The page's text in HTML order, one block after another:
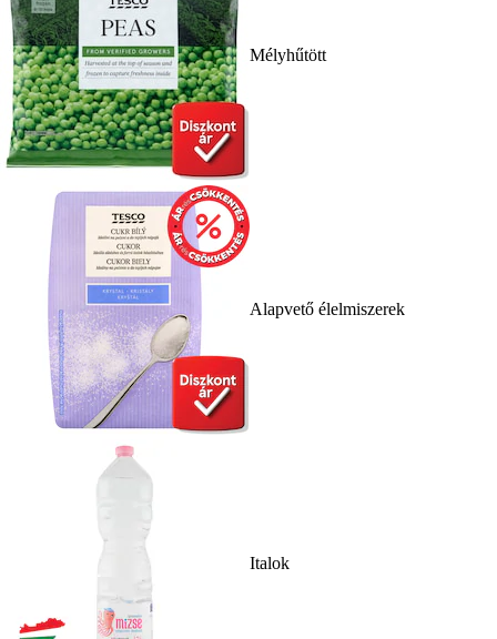
Mélyhűtött
Alapvető élelmiszerek
Italok